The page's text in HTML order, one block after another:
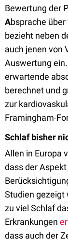
Bewertung der
Absprache
bezieht neben
auch jenen von
Auswertung
erwartende
berechnet und
zur
Framingham-
Schlaf bisher
Allen in Europa
dass der
Studien gezeigt
zu viel Schlaf
Erkrankungen
dass auch der